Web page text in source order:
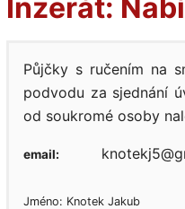
Inzerát:
Půjčky s ručením na
podvodu za sjednání
od soukromé osoby
Jméno: Knotek Jakub
email: